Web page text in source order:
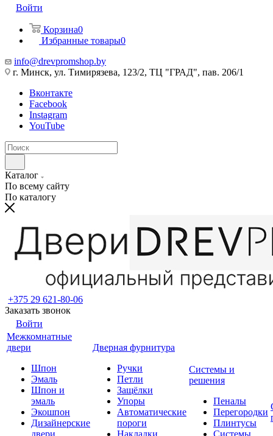
Войти
Корзина0
Избранные товары0
info@drevpromshop.by
г. Минск, ул. Тимирязева, 123/2, ТЦ "ГРАД", пав. 206/1
Вконтакте
Facebook
Instagram
YouTube
Каталог
По всему сайту
По каталогу
+375 29 621-80-06
Заказать звонок
Войти
Межкомнатные
двери
Шпон
Эмаль
Шпон и
эмаль
Экошпон
Дизайнерские
двери
Дверная фурнитура
Ручки
Петли
Защёлки
Упоры
Автоматические
пороги
Накладки
Системы и
решения
Пеналы
Перегородки
Плинтусы
Системы